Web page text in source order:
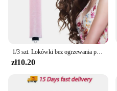
vendors and suppliers alike.
1/3 szt. Lokówki bez ogrzewania piękno kobiety produkty kręconych lokówka do włosów gumowa lokówka sen narzędzia fryzjerskie włosy wałki piankowe ins
zł10.20